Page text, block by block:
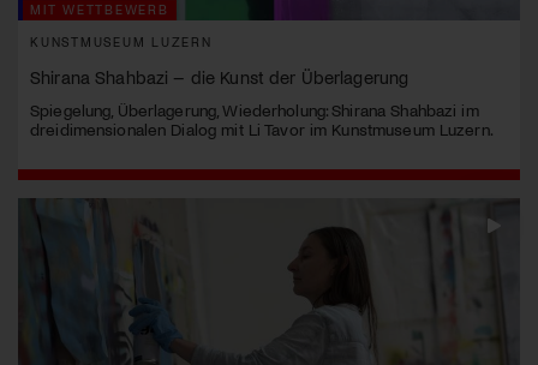
MIT WETTBEWERB
KUNSTMUSEUM LUZERN
Shirana Shahbazi – die Kunst der Überlagerung
Spiegelung, Überlagerung, Wiederholung: Shirana Shahbazi im
dreidimensionalen Dialog mit Li Tavor im Kunstmuseum Luzern.